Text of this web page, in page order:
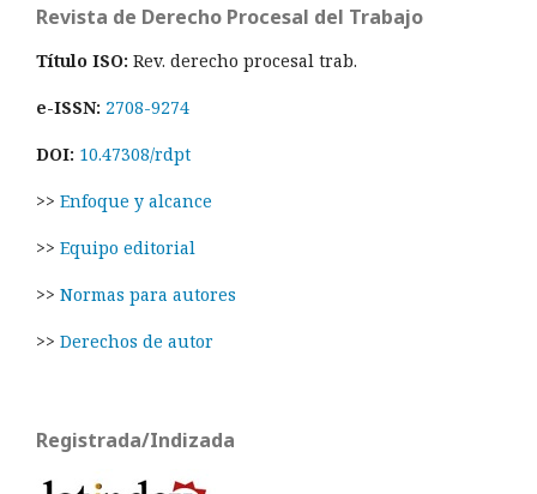
Revista de Derecho Procesal del Trabajo
Título ISO: Rev. derecho procesal trab.
e-ISSN: 2708-9274
DOI: 10.47308/rdpt
>> Enfoque y alcance
>> Equipo editorial
>> Normas para autores
>> Derechos de autor
Registrada/Indizada